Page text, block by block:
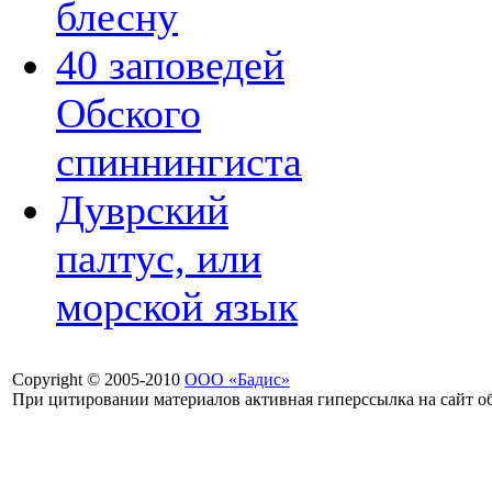
блесну
40 заповедей
Обского
спиннингиста
Дуврский
палтус, или
морской язык
Copyright © 2005-2010 ООО «Бадис»
При цитировании материалов активная гиперссылка на сайт